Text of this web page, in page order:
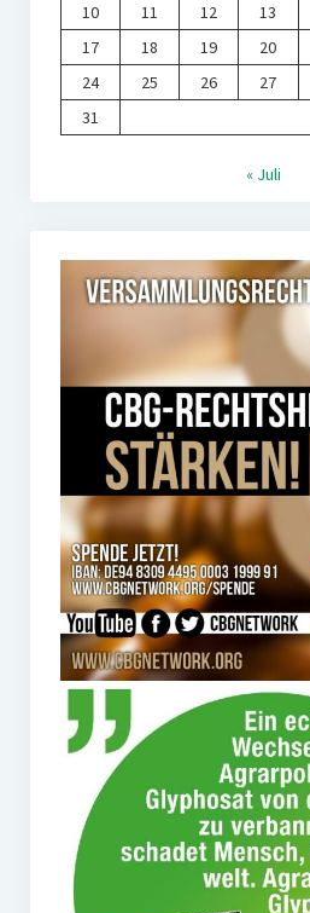
10 11 12 13
17
18 19 20
24
25 26 27
31
« Juli